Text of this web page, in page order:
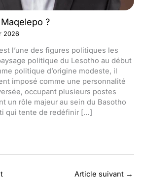
?
2026
l’une des figures politiques les
politique du Lesotho au début
politique d’origine modeste, il
imposé comme une personnalité
occupant plusieurs postes
un rôle majeur au sein du Basotho
qui tente de redéfinir […]
Article suivant →